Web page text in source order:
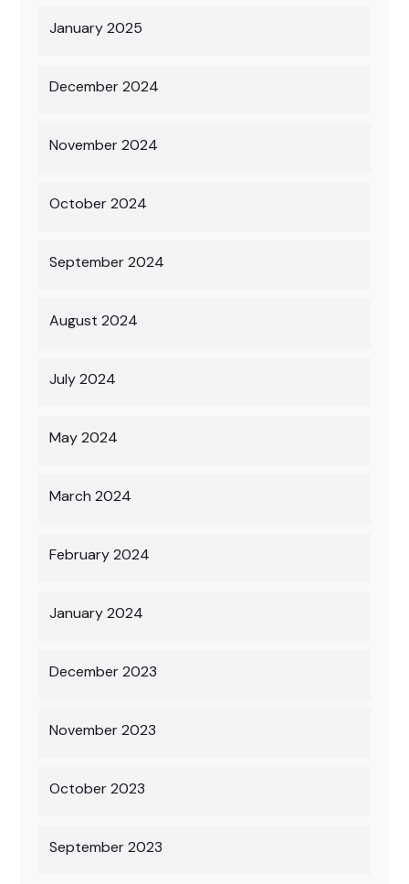
January 2025
December 2024
November 2024
October 2024
September 2024
August 2024
July 2024
May 2024
March 2024
February 2024
January 2024
December 2023
November 2023
October 2023
September 2023